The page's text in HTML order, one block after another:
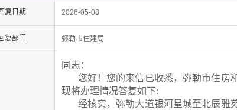
复日期 2026-05-08
复部门 弥勒市住建局
同志：
您好！您的来信已收悉，弥勒市住房
现将办理情况答复如下:
经核实，弥勒大道银河星城至北辰雅